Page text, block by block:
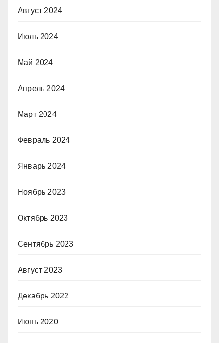
Август 2024
Июль 2024
Май 2024
Апрель 2024
Март 2024
Февраль 2024
Январь 2024
Ноябрь 2023
Октябрь 2023
Сентябрь 2023
Август 2023
Декабрь 2022
Июнь 2020